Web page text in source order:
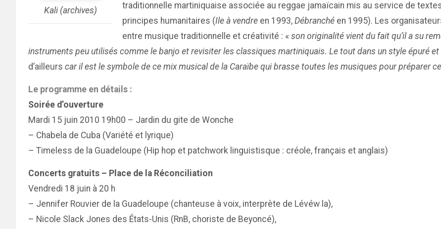
Kali (archives)
traditionnelle martiniquaise associée au reggae jamaïcain mis au service de
principes humanitaires (Ile à vendre en 1993, Débranché en 1995). Les
entre musique traditionnelle et créativité : « son originalité vient du fait qu’il a su
instruments peu utilisés comme le banjo et revisiter les classiques martiniquais. Le tout dans un style épuré
d’ailleurs car il est le symbole de ce mix musical de la Caraïbe qui brasse toutes les musiques pour préparer
Le programme en détails :
Soirée d’ouverture
Mardi 15 juin 2010 19h00 – Jardin du gite de Wonche
– Chabela de Cuba (Variété et lyrique)
– Timeless de la Guadeloupe (Hip hop et patchwork linguistisque : créole, français et anglais)
Concerts gratuits – Place de la Réconciliation
Vendredi 18 juin à 20 h
– Jennifer Rouvier de la Guadeloupe (chanteuse à voix, interprète de Lévéw la),
– Nicole Slack Jones des États-Unis (RnB, choriste de Beyoncé),